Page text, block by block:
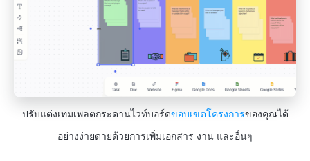
ปรับแต่งเทมเพลตกระดานไวท์บอร์ดขอบเขตโครงการของคุณได้
อย่างง่ายดายด้วยการเพิ่มเอกสาร งาน และอื่นๆ